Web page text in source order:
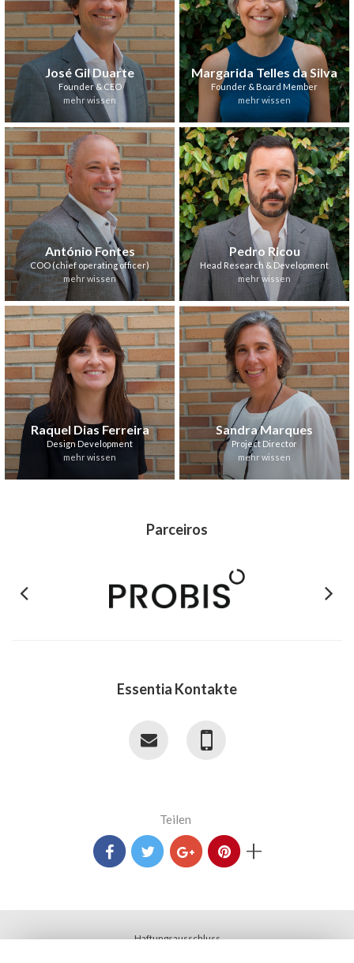
José Gil Duarte
Founder & CEO
mehr wissen
Margarida Telles da Silva
Founder & Board Member
mehr wissen
António Fontes
COO (chief operating officer)
mehr wissen
Pedro Ricou
Head Research & Development
mehr wissen
Raquel Dias Ferreira
Design Development
mehr wissen
Sandra Marques
Project Director
mehr wissen
Parceiros
Previous Next
Essentia Kontakte
Teilen
+
Haftungsausschluss